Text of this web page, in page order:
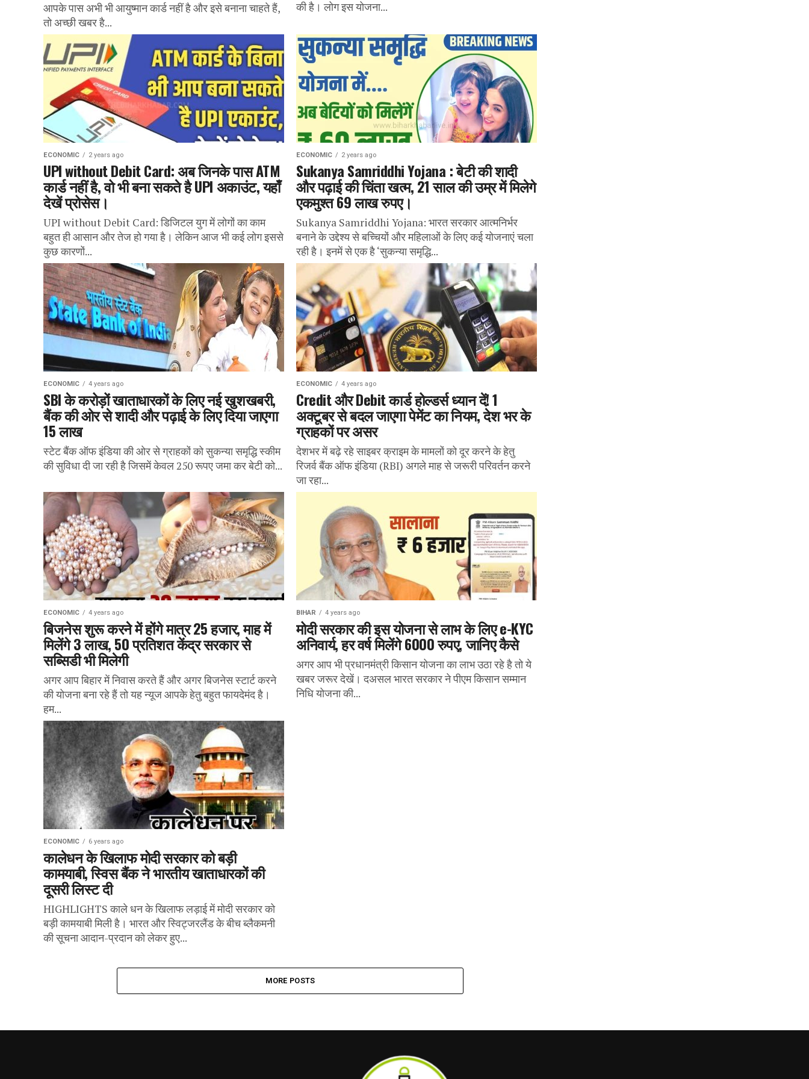
आपके पास अभी भी आयुष्मान कार्ड नहीं है और इसे बनाना चाहते हैं,
तो अच्छी खबर है...
की है। लोग इस योजना...
ECONOMIC 2 years ago
UPI without Debit Card: अब जिनके पास ATM
कार्ड नहीं है, वो भी बना सकते है UPI अकाउंट, यहाँ
देखें प्रोसेस।
UPI without Debit Card: डिजिटल युग में लोगों का काम
बहुत ही आसान और तेज हो गया है। लेकिन आज भी कई लोग इससे
कुछ कारणों...
ECONOMIC 2 years ago
Sukanya Samriddhi Yojana : बेटी की शादी
और पढ़ाई की चिंता खत्म, 21 साल की उम्र में मिलेगे
एकमुश्त 69 लाख रुपए।
Sukanya Samriddhi Yojana: भारत सरकार आत्मनिर्भर
बनाने के उद्देश्य से बच्चियों और महिलाओं के लिए कई योजनाएं चला
रही है। इनमें से एक है ‘सुकन्या समृद्धि...
ECONOMIC 4 years ago
SBI के करोड़ों खाताधारकों के लिए नई खुशखबरी,
बैंक की ओर से शादी और पढ़ाई के लिए दिया जाएगा
15 लाख
स्टेट बैंक ऑफ इंडिया की ओर से ग्राहकों को सुकन्या समृद्धि स्कीम
की सुविधा दी जा रही है जिसमें केवल 250 रूपए जमा कर बेटी को...
ECONOMIC 4 years ago
Credit और Debit कार्ड होल्डर्स ध्यान दें! 1
अक्टूबर से बदल जाएगा पेमेंट का नियम, देश भर के
ग्राहकों पर असर
देशभर में बढ़े रहे साइबर क्राइम के मामलों को दूर करने के हेतु
रिजर्व बैंक ऑफ इंडिया (RBI) अगले माह से जरूरी परिवर्तन करने
जा रहा...
ECONOMIC 4 years ago
बिजनेस शुरू करने में होंगे मात्र 25 हजार, माह में
मिलेंगे 3 लाख, 50 प्रतिशत केंद्र सरकार से
सब्सिडी भी मिलेगी
अगर आप बिहार में निवास करते हैं और अगर बिजनेस स्टार्ट करने
की योजना बना रहे हैं तो यह न्यूज आपके हेतु बहुत फायदेमंद है।
हम...
BIHAR 4 years ago
मोदी सरकार की इस योजना से लाभ के लिए e-KYC
अनिवार्य, हर वर्ष मिलेंगे 6000 रुपए, जानिए कैसे
अगर आप भी प्रधानमंत्री किसान योजना का लाभ उठा रहे है तो ये
खबर जरूर देखें। दअसल भारत सरकार ने पीएम किसान सम्मान
निधि योजना की...
ECONOMIC 6 years ago
कालेधन के खिलाफ मोदी सरकार को बड़ी
कामयाबी, स्विस बैंक ने भारतीय खाताधारकों की
दूसरी लिस्ट दी
HIGHLIGHTS काले धन के खिलाफ लड़ाई में मोदी सरकार को
बड़ी कामयाबी मिली है। भारत और स्विट्जरलैंड के बीच ब्लैकमनी
की सूचना आदान-प्रदान को लेकर हुए...
MORE POSTS